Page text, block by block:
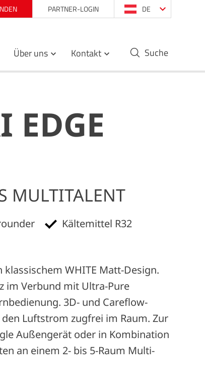
PARTNER-LOGIN DE
Über uns Kontakt Suche
EDGE
MULTITALENT
Kältemittel R32
klassischem WHITE Matt-Design.
im Verbund mit Ultra-Pure
3D- und Careflow-
Luftstrom zugfrei im Raum. Zur
Außengerät oder in Kombination
an einem 2- bis 5-Raum Multi-